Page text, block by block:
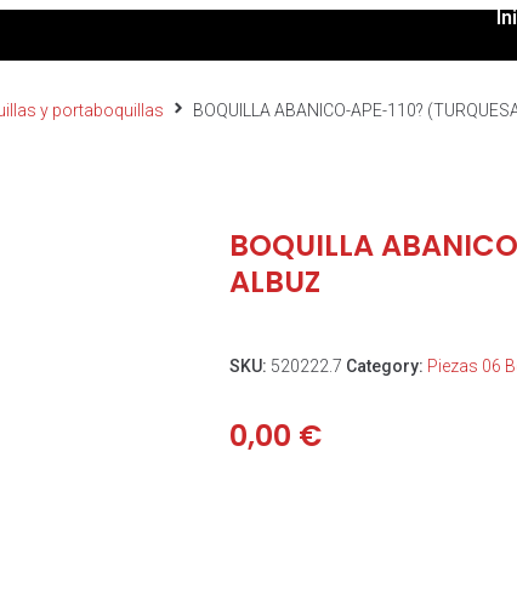
y portaboquillas BOQUILLA ABANICO-APE-110?
BOQUILLA
ALBUZ
SKU: 520222.7 Category: Piezas 06
0,00 €